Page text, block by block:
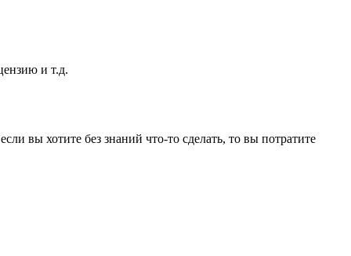
и т.д.
вы хотите без знаний что-то сделать, то вы потратите